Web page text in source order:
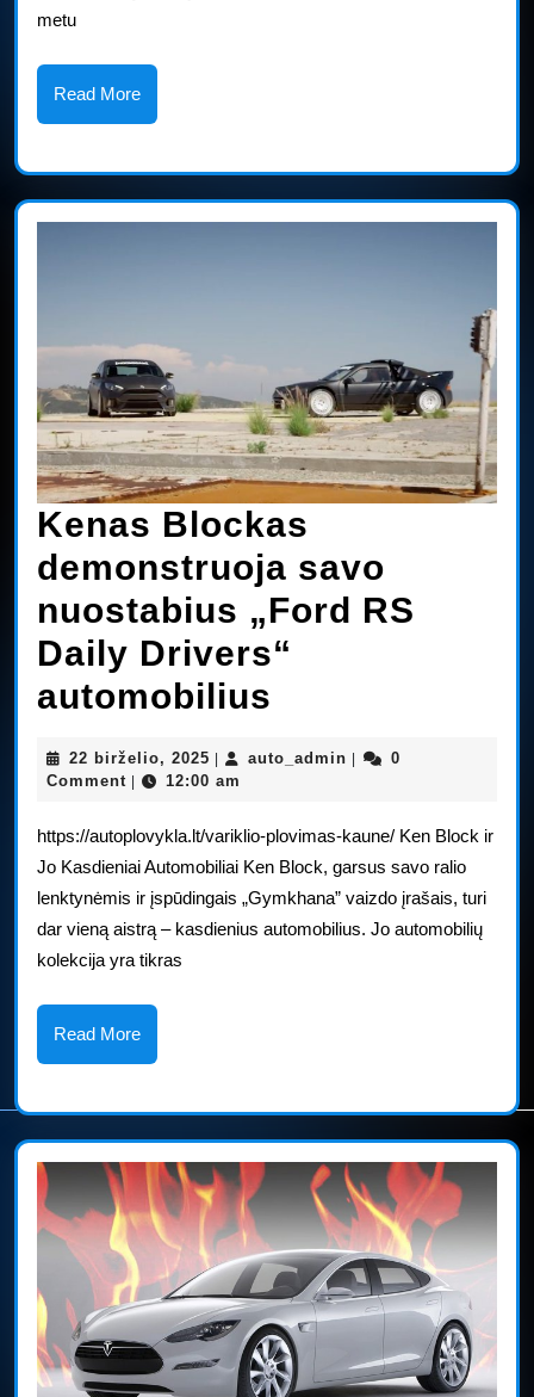
metu
Read MoreRead
More
Kenas Blockas
demonstruoja savo
nuostabius „Ford RS
Daily Drivers“
automobilius
savo
nuostabius
„Ford
22 birželio, 2025 22
birželio,
auto_admin auto_admin
0
Comment
12:00 am
https://autoplovykla.lt/variklio-plovimas-kaune/ Ken Block ir
Jo Kasdieniai Automobiliai Ken Block, garsus savo ralio
lenktynėmis ir įspūdingais „Gymkhana” vaizdo įrašais, turi
dar vieną aistrą – kasdienius automobilius. Jo automobilių
kolekcija yra tikras
Read MoreRead
More